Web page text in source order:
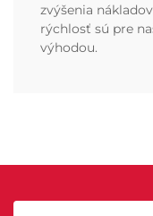
zvýšenia
rýchlosť sú pre
výhodou.